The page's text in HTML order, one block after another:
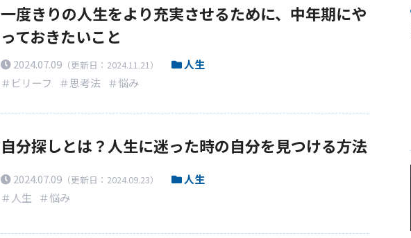
一度きりの人生をより充実させるために、中年期にや
っておきたいこと
2024.07.09 （更新日：2024.11.21）
人生
＃ビリーフ
＃思考法 ＃悩み
自分探しとは？人生に迷った時の自分を見つける方法
2024.07.09 （更新日：2024.09.23）
人生
＃人生
＃悩み